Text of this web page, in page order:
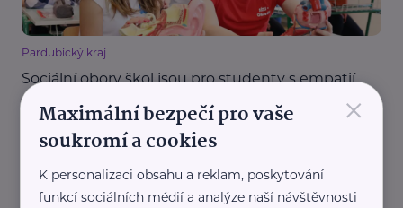
Pardubický kraj
Sociální obory škol jsou pro studenty s empatií
Dospívání Vzdělání ×
Maximální bezpečí pro vaše
soukromí a cookies
K personalizaci obsahu a reklam, poskytování
funkcí sociálních médií a analýze naší návštěvnosti